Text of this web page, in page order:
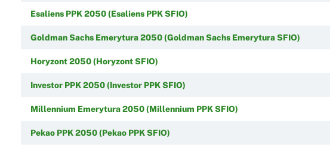
Esaliens PPK 2050 (Esaliens PPK SFIO)
Goldman Sachs Emerytura 2050 (Goldman Sachs Emerytura SFIO)
Horyzont 2050 (Horyzont SFIO)
Investor PPK 2050 (Investor PPK SFIO)
Millennium Emerytura 2050 (Millennium PPK SFIO)
Pekao PPK 2050 (Pekao PPK SFIO)